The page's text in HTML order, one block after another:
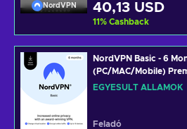
NordVPN 40,13 USD
11% Cashback
NordVPN Basic - 6
(PC/MAC/Mobile)
Software Subscription
EGYESÜLT ÁLLAMOK
Feladó